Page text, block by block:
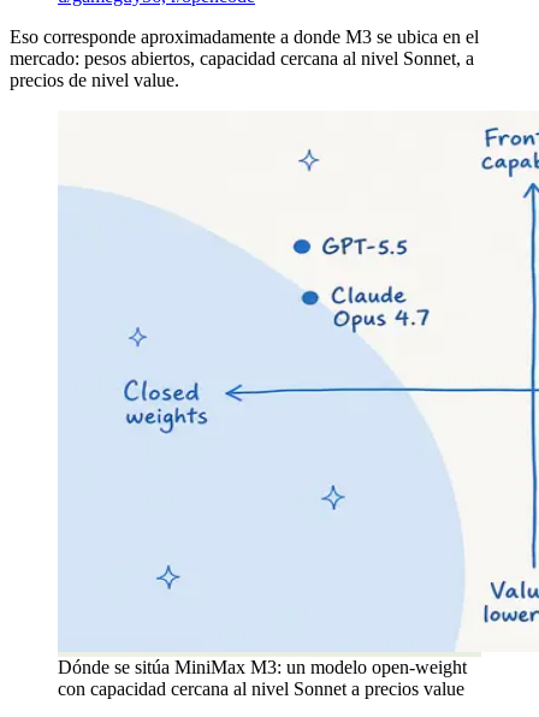
Eso corresponde aproximadamente a donde M3 se ubica en el
mercado: pesos abiertos, capacidad cercana al nivel Sonnet, a
precios de nivel value.
Dónde se sitúa MiniMax M3: un modelo open-weight
con capacidad cercana al nivel Sonnet a precios value